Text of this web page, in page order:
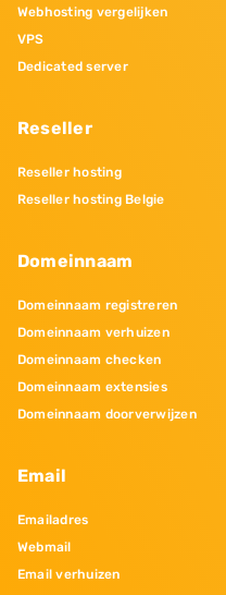
Webhosting vergelijken
VPS
Dedicated server
Reseller
Reseller hosting
Reseller hosting Belgie
Domeinnaam
Domeinnaam registreren
Domeinnaam verhuizen
Domeinnaam checken
Domeinnaam extensies
Domeinnaam doorverwijzen
Email
Emailadres
Webmail
Email verhuizen